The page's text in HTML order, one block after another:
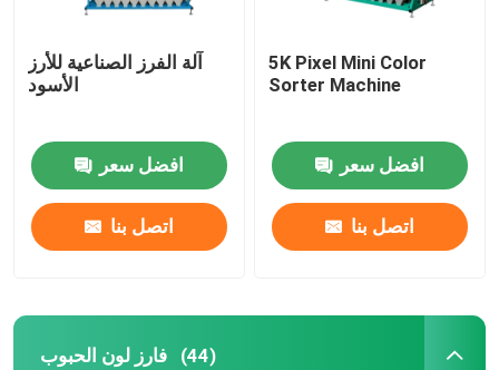
آلة الفرز الصناعية للأرز
الأسود
افضل سعر
اتصل بنا
5K Pixel Mini Color
Sorter Machine
افضل سعر
اتصل بنا
فارز لون الحبوب (44)